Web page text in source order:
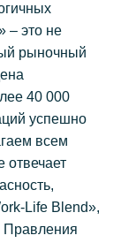
– это не
рыночный
40 000
успешно
всем
отвечает
Life Blend»,
Правления